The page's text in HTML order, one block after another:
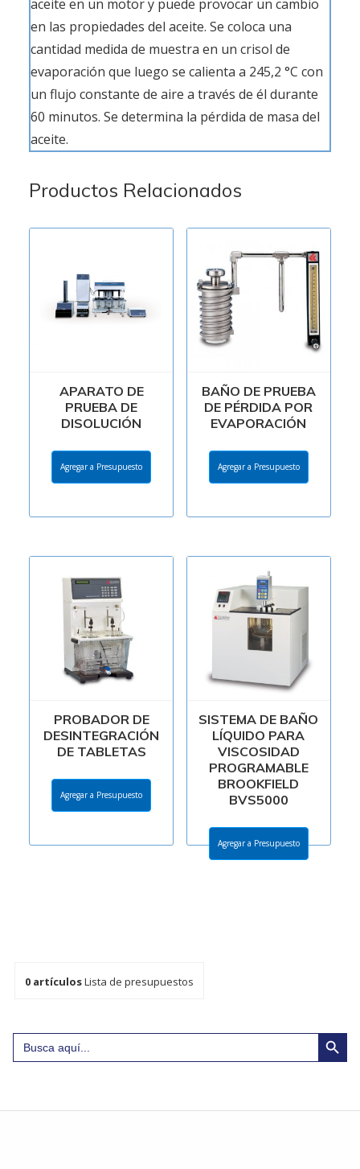
aceite en un motor y puede provocar un cambio
en las propiedades del aceite. Se coloca una
cantidad medida de muestra en un crisol de
evaporación que luego se calienta a 245,2 °C con
un flujo constante de aire a través de él durante
60 minutos. Se determina la pérdida de masa del
aceite.
Productos Relacionados
APARATO DE
PRUEBA DE
DISOLUCIÓN
Agregar a Presupuesto
BAÑO DE PRUEBA
DE PÉRDIDA POR
EVAPORACIÓN
Agregar a Presupuesto
PROBADOR DE
DESINTEGRACIÓN
DE TABLETAS
Agregar a Presupuesto
SISTEMA DE BAÑO
LÍQUIDO PARA
VISCOSIDAD
PROGRAMABLE
BROOKFIELD
BVS5000
Agregar a Presupuesto
0 artículosLista de presupuestos
Search
for:
Search Button